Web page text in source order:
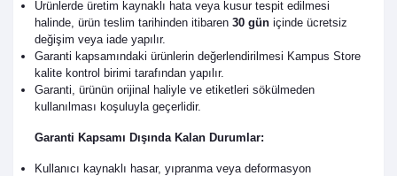
Ürünlerde üretim kaynaklı hata veya kusur tespit edilmesi
halinde, ürün teslim tarihinden itibaren 30 gün içinde ücretsiz
değişim veya iade yapılır.
Garanti kapsamındaki ürünlerin değerlendirilmesi Kampus Store
kalite kontrol birimi tarafından yapılır.
Garanti, ürünün orijinal haliyle ve etiketleri sökülmeden
kullanılması koşuluyla geçerlidir.
Garanti Kapsamı Dışında Kalan Durumlar:
Kullanıcı kaynaklı hasar, yıpranma veya deformasyon